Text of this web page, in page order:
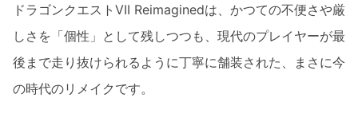
ドラゴンクエストVII Reimaginedは、かつての不便さや厳
しさを「個性」として残しつつも、現代のプレイヤーが最
後まで走り抜けられるように丁寧に舗装された、まさに今
の時代のリメイクです。